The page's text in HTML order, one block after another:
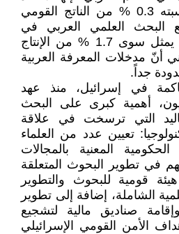
تذكر، إذ لا تتجاوز ما نسبته 0.3 % من الناتج القومي
البحث العلمي العربي في
الخريطة العالمية فإنه لا يمثل سوى 1.7 % من الإنتاج
أنّ مدخلات المعرفة العربية
جداً.
في إسرائيل، منذ عهد
أهمية كبرى على البحث
التي ترسخت في علاقة
تعيين عدد من العلماء
المعنية بالمجالات
في تطوير البحوث المتعلقة
قومية للبحوث والتطوير
الشاملة، إضافة إلى تطوير
صناديق مالية لتشجيع
الأمن القومي الإسرائيلي